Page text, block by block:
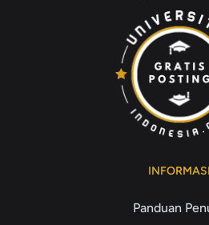
INFORMASI
Panduan